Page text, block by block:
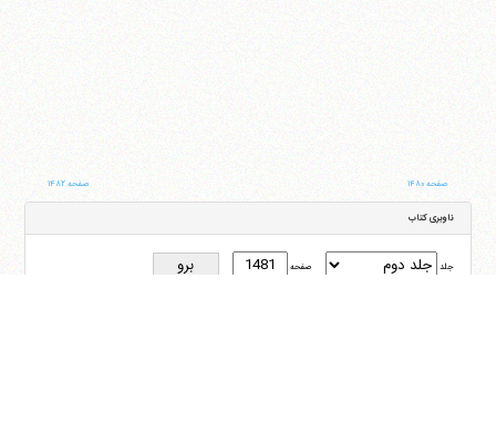
صفحه ۱۴۸۰ صفحه ۱۴۸۲
ناوبری کتاب
جلد صفحه